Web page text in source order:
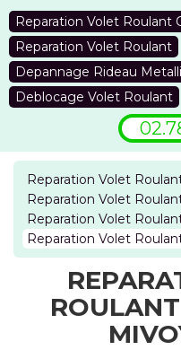
Reparation Volet Roulant
Reparation Volet Roulant
Depannage Rideau
Deblocage Volet Roulant
Reparation Volet
Reparation Volet
Reparation Volet
Reparation Volet